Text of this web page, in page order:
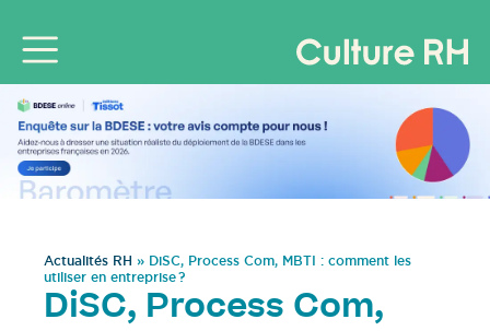
Actualités RH » DiSC, Process Com, MBTI : comment les
utiliser en entreprise ?
DiSC, Process Com,